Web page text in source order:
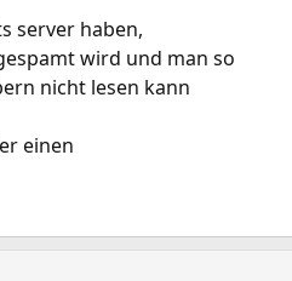
server haben,
wird und man so
nicht lesen kann
einen